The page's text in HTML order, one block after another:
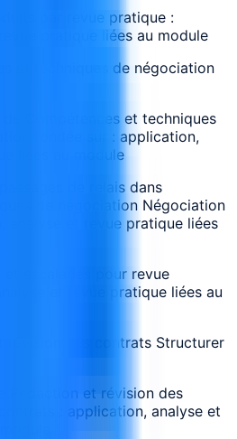
par revue pratique :
pratique liées au module
et techniques de négociation
Compétences et techniques
fondée sur : application,
liées au module
de relais dans
de négociation Négociation
analyse et revue pratique liées
escalades pour revue
et revue pratique liées au
révision des contrats Structurer
Rédaction et révision des
: application, analyse et